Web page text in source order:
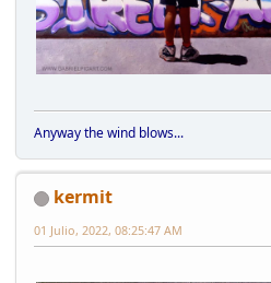
Anyway the wind blows...
kermit
01 Julio, 2022, 08:25:47 AM